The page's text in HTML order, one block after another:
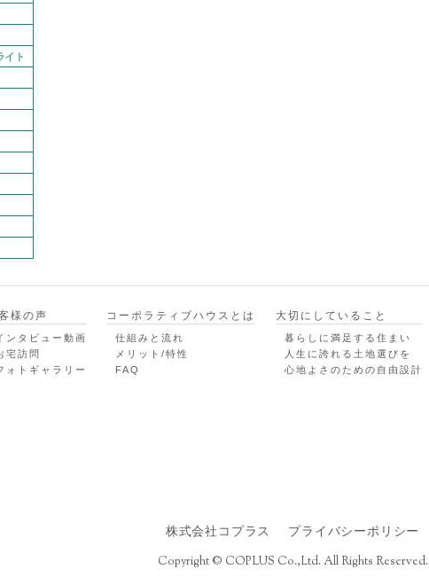
イト
様の声
ンタビュー動画
宅訪問
ォトギャラリー
コーポラティブハウスとは
仕組みと流れ
メリット/特性
FAQ
大切にしていること
暮らしに満足する住まい
人生に誇れる土地選びを
心地よさのための自由設計
株式会社コプラス プライバシーポリシー
Copyright © COPLUS Co.,Ltd. All Rights Reserved.